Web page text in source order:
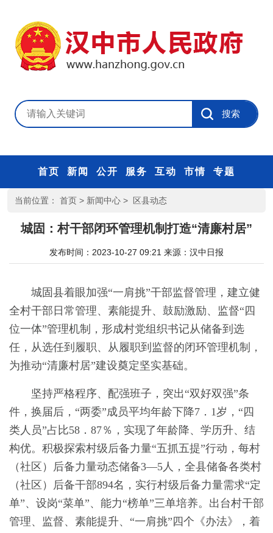
首页 新闻 公开 服务 互动 市情 专题
当前位置： 首页 > 新闻中心 > 区县动态
城固：村干部闭环管理机制打造“清廉村居”
发布时间：2023-10-27 09:21 来源： 汉中日报
城固县着眼加强“一肩挑”干部监督管理，建立健
全村干部日常管理、素能提升、鼓励激励、监督“四
位一体”管理机制，形成村党组织书记从储备到选
任，从选任到履职、从履职到监督的闭环管理机制，
为推动“清廉村居”建设奠定坚实基础。
坚持严格程序、配强班子，突出“双好双强”条
件，换届后，“两委”成员平均年龄下降7．1岁，“四
类人员”占比58．87％，实现了年龄降、学历升、结
构优。积极探索村级后备力量“五抓五提”行动，每村
（社区）后备力量动态储备3—5人，全县储备各类村
（社区）后备干部894名，实行村级后备力量需求“定
单”、设岗“菜单”、能力“榜单”三单培养。出台村干部
管理、监督、素能提升、“一肩挑”四个《办法》，着